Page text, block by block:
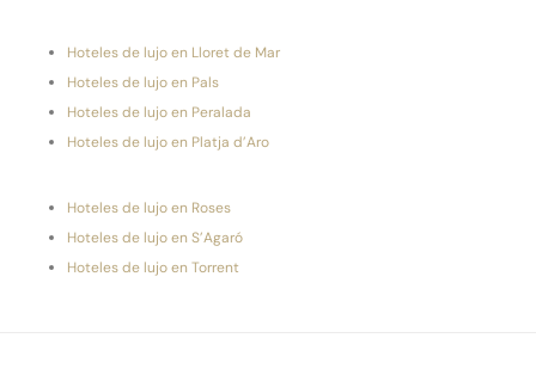
Hoteles de lujo en Lloret de Mar
Hoteles de lujo en Pals
Hoteles de lujo en Peralada
Hoteles de lujo en Platja d’Aro
Hoteles de lujo en Roses
Hoteles de lujo en S’Agaró
Hoteles de lujo en Torrent